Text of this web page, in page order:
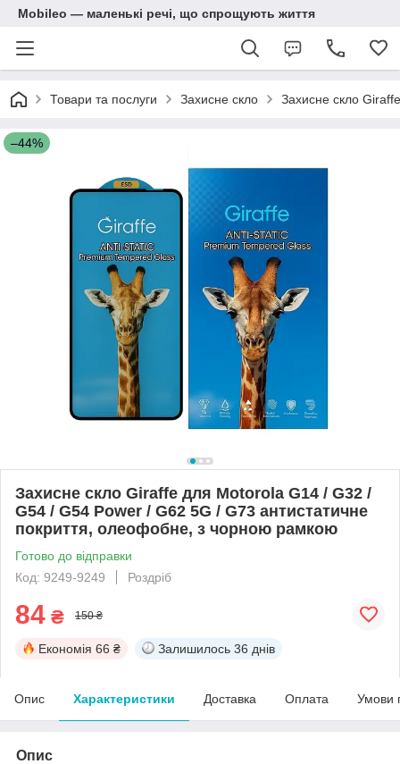
Mobileo — маленькі речі, що спрощують життя
Товари та послуги Захисне скло Захисне скло
–44%
Захисне скло Giraffe для Motorola G14 / G32 /
G54 / G54 Power / G62 5G / G73 антистатичне
покриття, олеофобне, з чорною рамкою
Готово до відправки
Код: 9249-9249
Роздріб
84 ₴ 150 ₴
Економія 66 ₴ Залишилось 36 днів
Опис Характеристики Доставка Оплата Умови
Опис